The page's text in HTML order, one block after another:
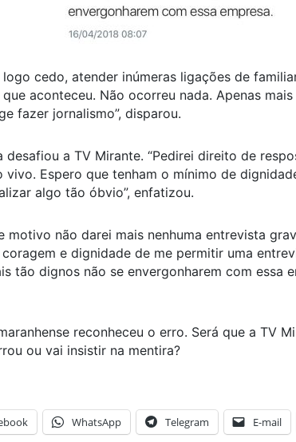
cedo, atender inúmeras ligações de
aconteceu. Não ocorreu nada. Apenas
fazer jornalismo”, disparou.
desafiou a TV Mirante. “Pedirei direito de
vivo. Espero que tenham o mínimo de
algo tão óbvio”, enfatizou.
motivo não darei mais nenhuma entrevista
coragem e dignidade de me permitir uma
tão dignos não se envergonharem com essa
reconheceu o erro. Será que a TV
ou vai insistir na mentira?
WhatsApp Telegram E-mail